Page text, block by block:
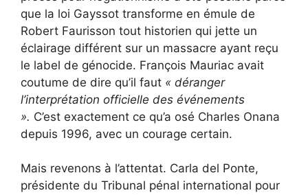
que la loi Gayssot transforme en émule de
Robert Faurisson tout historien qui jette un
éclairage différent sur un massacre ayant reçu
le label de génocide. François Mauriac avait
coutume de dire qu’il faut « déranger
l’interprétation officielle des événements
». C’est exactement ce qu’a osé Charles Onana
depuis 1996, avec un courage certain.
Mais revenons à l’attentat. Carla del Ponte,
présidente du Tribunal pénal international pour